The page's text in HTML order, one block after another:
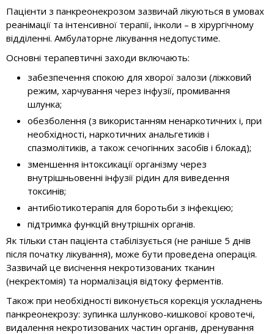
Пацієнти з панкреонекрозом зазвичай лікуються в умовах
реанімації та інтенсивної терапії, інколи – в хірургічному
відділенні. Амбулаторне лікування недопустиме.
Основні терапевтичні заходи включають:
забезпечення спокою для хворої залози (ліжковий
режим, харчування через інфузії, промивання
шлунка;
обезболення (з використанням ненаркотичних і, при
необхідності, наркотичних анальгетиків і
спазмолітиків, а також сечогінних засобів і блокад);
зменшення інтоксикації організму через
внутрішньовенні інфузії рідин для виведення
токсинів;
антибіотикотерапія для боротьби з інфекцією;
підтримка функцій внутрішніх органів.
Як тільки стан пацієнта стабілізується (не раніше 5 днів
після початку лікування), може бути проведена операція.
Зазвичай це висічення некротизованих тканин
(некректомія) та нормалізація відтоку ферментів.
Також при необхідності виконується корекція ускладнень
панкреонекрозу: зупинка шлунково-кишкової кровотечі,
видалення некротизованих частин органів, дренування